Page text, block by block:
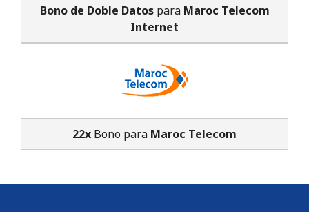
Bono de Doble Datospara Maroc Telecom
Internet
22x Bono para Maroc Telecom